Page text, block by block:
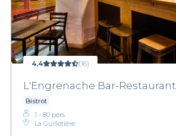
4,4 (16)
L'Engrenache Bar-Restaurant
Bistrot
1 - 80 pers.
La Guillotière